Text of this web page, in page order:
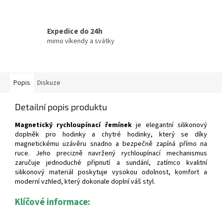
Expedice do 24h
mimo víkendy a svátky
Popis Diskuze
Detailní popis produktu
Magnetický rychloupínací řemínekje elegantní silikonový
doplněk pro hodinky a chytré hodinky, který se díky
magnetickému uzávěru snadno a bezpečně zapíná přímo na
ruce. Jeho precizně navržený rychloupínací mechanismus
zaručuje jednoduché připnutí a sundání, zatímco kvalitní
silikonový materiál poskytuje vysokou odolnost, komfort a
moderní vzhled, který dokonale doplní váš styl.
Klíčové informace: